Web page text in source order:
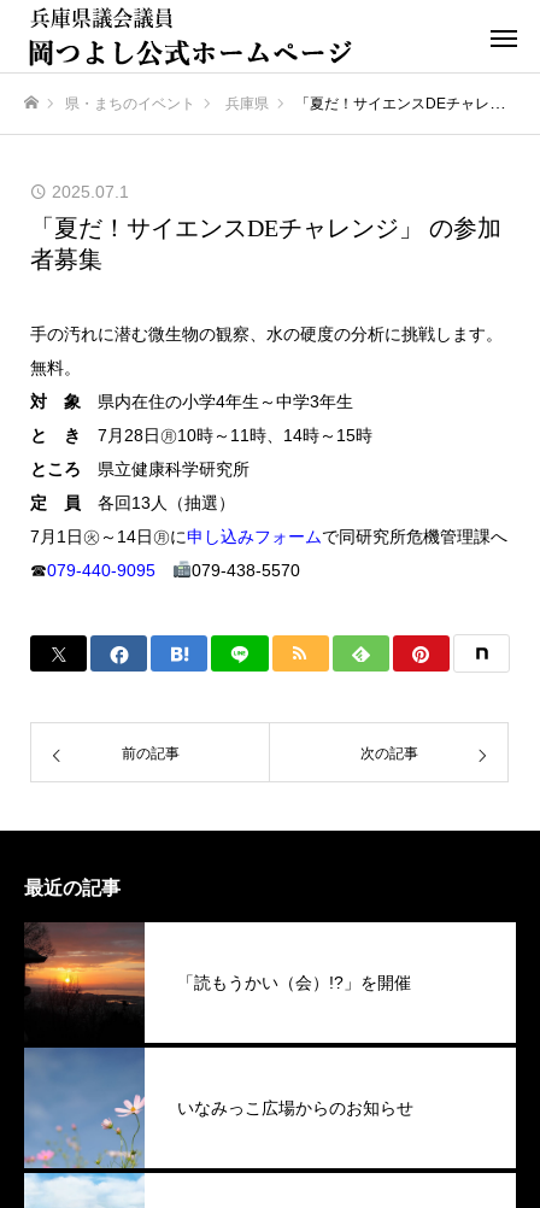
県・まちのイベント 兵庫県 「夏だ！サイエンスDEチャレンジ」 の参加者募集
2025.07.1
「夏だ！サイエンスDEチャレンジ」 の参加
者募集
手の汚れに潜む微生物の観察、水の硬度の分析に挑戦します。
無料。
対 象 県内在住の小学4年生～中学3年生
と き
7月28日㊊10時～11時、14時～15時
ところ 県立健康科学研究所
定 員 各回13人（抽選）
7月1日㊋～14日㊊に申し込みフォームで同研究所危機管理課へ
☎079-440-9095 079-438-5570
前の記事 次の記事
最近の記事
「読もうかい（会）!?」を開催
いなみっこ広場からのお知らせ